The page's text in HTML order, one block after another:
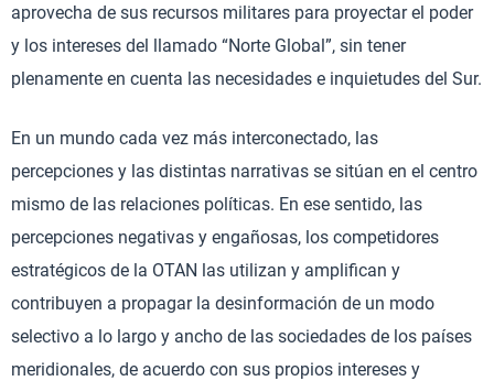
aprovecha de sus recursos militares para proyectar el poder
y los intereses del llamado “Norte Global”, sin tener
plenamente en cuenta las necesidades e inquietudes del Sur.
En un mundo cada vez más interconectado, las
percepciones y las distintas narrativas se sitúan en el centro
mismo de las relaciones políticas. En ese sentido, las
percepciones negativas y engañosas, los competidores
estratégicos de la OTAN las utilizan y amplifican y
contribuyen a propagar la desinformación de un modo
selectivo a lo largo y ancho de las sociedades de los países
meridionales, de acuerdo con sus propios intereses y